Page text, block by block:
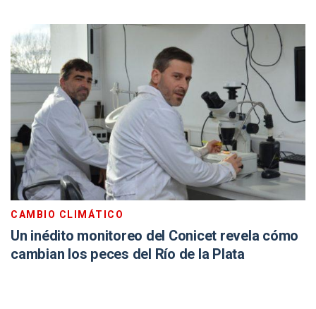
CAMBIO CLIMÁTICO
Un inédito monitoreo del Conicet revela cómo
cambian los peces del Río de la Plata